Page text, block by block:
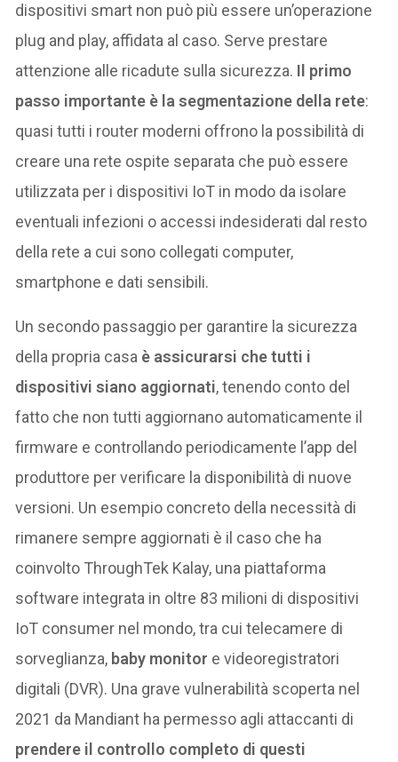
dispositivi smart non può più essere un’operazione
plug and play, affidata al caso. Serve prestare
attenzione alle ricadute sulla sicurezza. Il primo
passo importante è la segmentazione della rete:
quasi tutti i router moderni offrono la possibilità di
creare una rete ospite separata che può essere
utilizzata per i dispositivi IoT in modo da isolare
eventuali infezioni o accessi indesiderati dal resto
della rete a cui sono collegati computer,
smartphone e dati sensibili.
Un secondo passaggio per garantire la sicurezza
della propria casa è assicurarsi che tutti i
dispositivi siano aggiornati, tenendo conto del
fatto che non tutti aggiornano automaticamente il
firmware e controllando periodicamente l’app del
produttore per verificare la disponibilità di nuove
versioni. Un esempio concreto della necessità di
rimanere sempre aggiornati è il caso che ha
coinvolto ThroughTek Kalay, una piattaforma
software integrata in oltre 83 milioni di dispositivi
IoT consumer nel mondo, tra cui telecamere di
sorveglianza, baby monitor e videoregistratori
digitali (DVR). Una grave vulnerabilità scoperta nel
2021 da Mandiant ha permesso agli attaccanti di
prendere il controllo completo di questi